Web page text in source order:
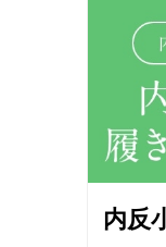
内反